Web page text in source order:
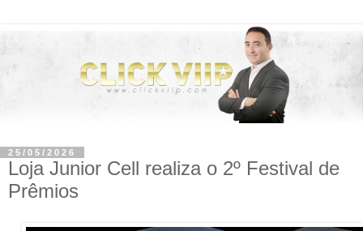
25/05/2026
Loja Junior Cell realiza o 2º Festival de
Prêmios